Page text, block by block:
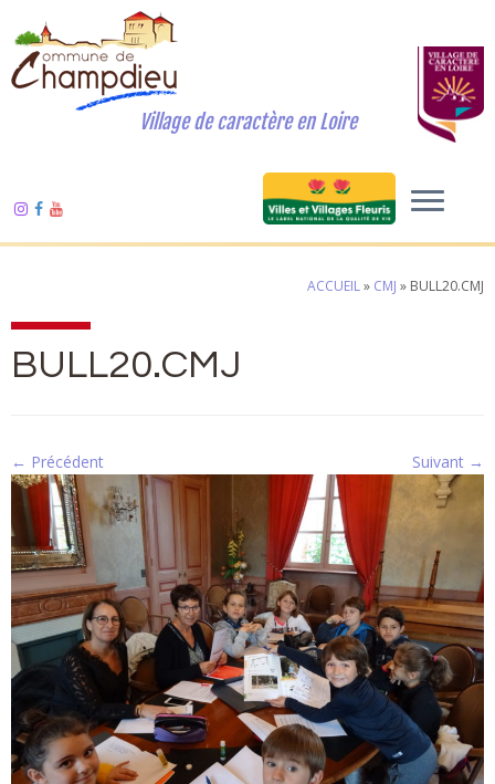
Village de caractère en Loire
ACCUEIL» CMJ » BULL20.CMJ
BULL20.CMJ
← Précédent Suivant →